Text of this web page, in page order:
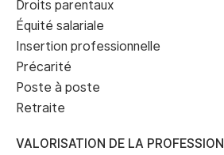
Droits parentaux
Équité salariale
Insertion professionnelle
Précarité
Poste à poste
Retraite
VALORISATION DE LA PROFESSION